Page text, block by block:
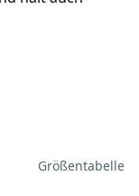
schwarz
Größentabelle